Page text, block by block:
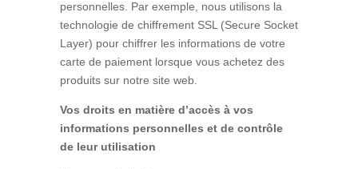
personnelles. Par exemple, nous utilisons la
technologie de chiffrement SSL (Secure Socket
Layer) pour chiffrer les informations de votre
carte de paiement lorsque vous achetez des
produits sur notre site web.
Vos droits en matière d’accès à vos
informations personnelles et de contrôle
de leur utilisation